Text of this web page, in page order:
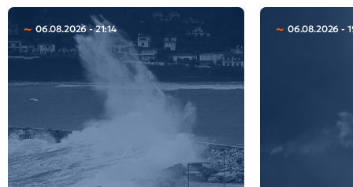
06.08.2026 - 21:14 06.08.2026 -